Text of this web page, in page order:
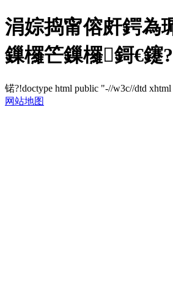
涓婃捣甯傛皯鍔為
鏁欏笀鏁欏鎶€鑳
锘?!doctype html public "-//w3c//dtd
网站地图